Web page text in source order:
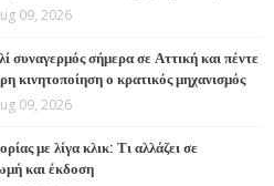
09, 2026
συναγερμός σήμερα σε Αττική και πέντε
κινητοποίηση ο κρατικός μηχανισμός
09, 2026
με λίγα κλικ: Τι αλλάζει σε
και έκδοση